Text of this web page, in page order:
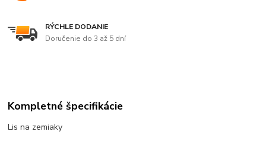
RÝCHLE DODANIE
Doručenie do 3 až 5 dní
Kompletné špecifikácie
Lis na zemiaky